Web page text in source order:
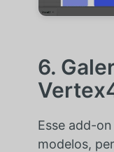
6.
Esse add-
modelos,